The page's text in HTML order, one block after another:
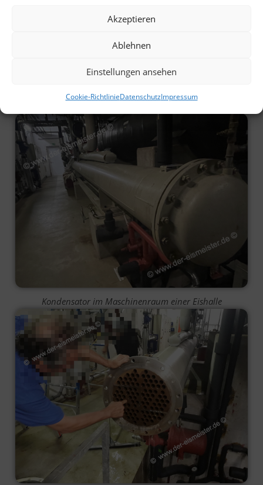
Akzeptieren
Ablehnen
Einstellungen ansehen
Cookie-RichtlinieDatenschutzImpressum
Kondensator im Maschinenraum einer Eishalle